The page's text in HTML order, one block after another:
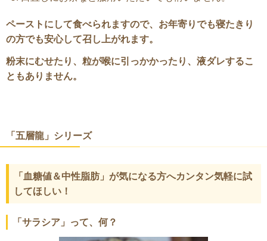
ペーストにして食べられますので、お年寄りでも寝たきり
の方でも安心して召し上がれます。
粉末にむせたり、粒が喉に引っかかったり、液ダレするこ
ともありません。
「五層龍」シリーズ
「血糖値＆中性脂肪」が気になる方へカンタン気軽に試
してほしい！
「サラシア」って、何？